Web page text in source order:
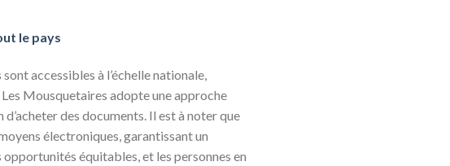
le pays
accessibles à l’échelle nationale,
Mousquetaires adopte une approche
des documents. Il est à noter que
électroniques, garantissant un
équitables, et les personnes en